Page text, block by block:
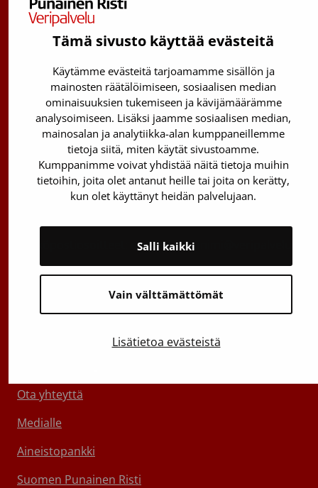
Tämä sivusto käyttää evästeitä
Käytämme evästeitä tarjoamamme sisällön ja
mainosten räätälöimiseen, sosiaalisen median
ominaisuuksien tukemiseen ja kävijämäärämme
analysoimiseen. Lisäksi jaamme sosiaalisen median,
mainosalan ja analytiikka-alan kumppaneillemme
tietoja siitä, miten käytät sivustoamme.
Kumppanimme voivat yhdistää näitä tietoja muihin
tietoihin, joita olet antanut heille tai joita on kerätty,
kun olet käyttänyt heidän palvelujaan.
Vain välttämättömät
Salli kaikki
Lisätietoa evästeistä
Suomen Punainen Risti, Veripalvelu
Maksuton verenluovuttajien info:
0800 05801(ma–pe 8–17)
Kantasolurekisterin info:
029 300 1515
Härkälenkki 13
01730 Vantaa
Toimipisteiden yhteystiedot
Sähköpostiosoitteet: etunimi.sukunimi@veripalvelu.fi
Vaihde029 300 1010
Ota yhteyttä
Medialle
Aineistopankki
Suomen Punainen Risti